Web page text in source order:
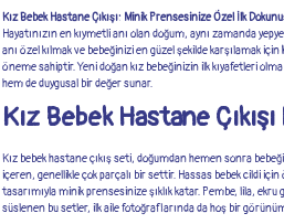
Kız Bebek Hastane Çıkışı: Minik Prensesinize Özel İlk
Hayatınızın en kıymetli anı olan doğum, aynı zamanda
anı özel kılmak ve bebeğinizi en güzel şekilde karşılamak için
öneme sahiptir. Yeni doğan kız bebeğinizin ilk kıyafetleri
hem de duygusal bir değer sunar.
Kız Bebek Hastane
Kız bebek hastane çıkış seti, doğumdan hemen sonra
içeren, genellikle çok parçalı bir settir. Hassas bebek cildi
tasarımıyla minik prensesinize şıklık katar. Pembe, lila,
süslenen bu setler, ilk aile fotoğraflarında da hoş bir